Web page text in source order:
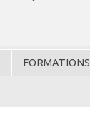
FORMATIONS